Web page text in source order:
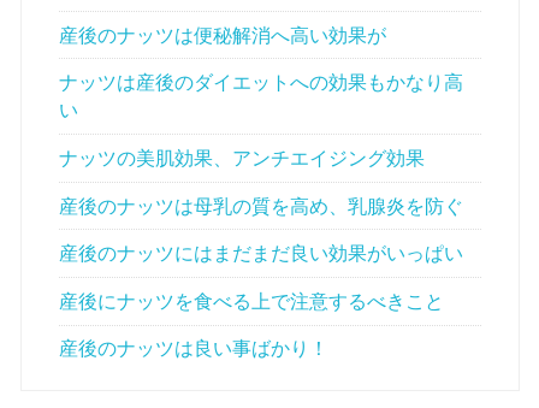
産後のナッツは便秘解消へ高い効果が
ナッツは産後のダイエットへの効果もかなり高
い
ナッツの美肌効果、アンチエイジング効果
産後のナッツは母乳の質を高め、乳腺炎を防ぐ
産後のナッツにはまだまだ良い効果がいっぱい
産後にナッツを食べる上で注意するべきこと
産後のナッツは良い事ばかり！